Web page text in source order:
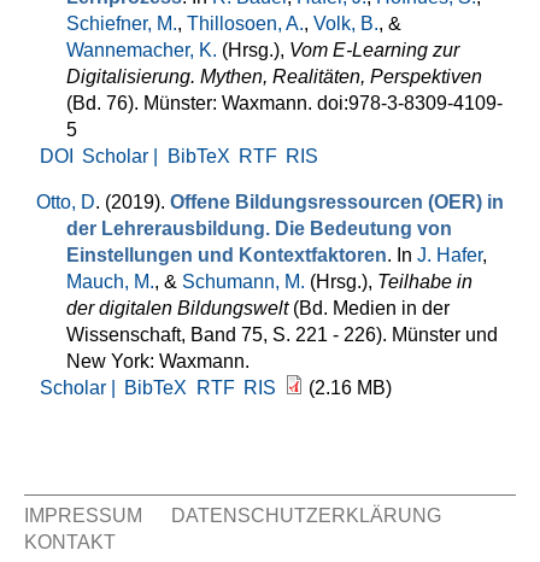
Schiefner, M., Thillosoen, A., Volk, B., &
Wannemacher, K. (Hrsg.), Vom E-Learning zur
Digitalisierung. Mythen, Realitäten, Perspektiven
(Bd. 76). Münster: Waxmann. doi:978-3-8309-4109-
5
DOI
Scholar | BibTeX RTF RIS
Otto, D. (2019). Offene Bildungsressourcen (OER) in
der Lehrerausbildung. Die Bedeutung von
Einstellungen und Kontextfaktoren. In J. Hafer,
Mauch, M., & Schumann, M. (Hrsg.), Teilhabe in
der digitalen Bildungswelt(Bd. Medien in der
Wissenschaft, Band 75, S. 221 - 226). Münster und
New York: Waxmann.
Scholar |
BibTeX RTF RIS (2.16 MB)
IMPRESSUM
DATENSCHUTZERKLÄRUNG
KONTAKT